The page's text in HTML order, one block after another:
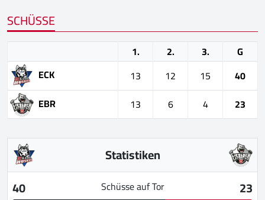
SCHÜSSE
1. 2. 3.
G
ECK
13 12 15
40
EBR
13 6 4 23
Statistiken
40
Schüsse auf Tor
23